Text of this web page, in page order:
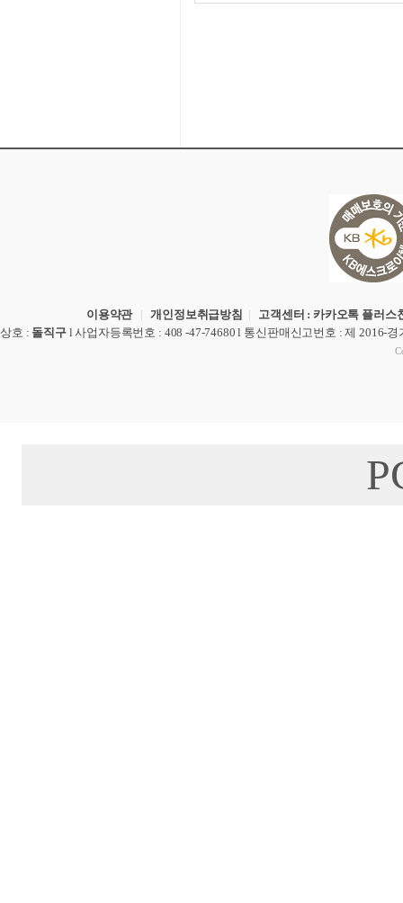
이용약관 |개인정보취급방침 | 고객센터 : 카카오톡 플러스
상호 : 돌직구 l사업자등록번호 : 408 -47-74680 l 통신판매신고번호 : 제 2016-